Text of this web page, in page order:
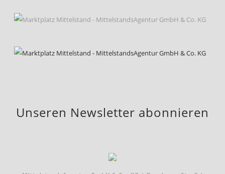
Unseren Newsletter abonnieren